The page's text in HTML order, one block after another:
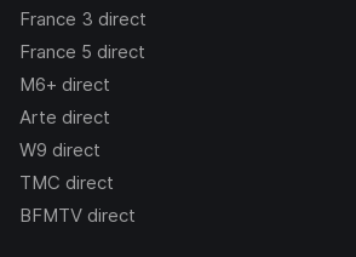
France 3 direct
France 5 direct
M6+ direct
Arte direct
W9 direct
TMC direct
BFMTV direct